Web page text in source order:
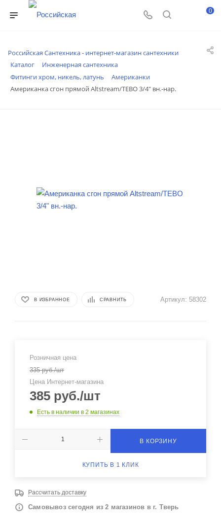
0
Российская Сантехника - интернет-магазин сантехники
Каталог
Инженерная сантехника
Фитинги хром, никель, латунь
Американки
Американка сгон прямой Altstream/TEBO 3/4" вн.-нар.
В ИЗБРАННОЕ СРАВНИТЬ Артикул: 58302
Розничная цена
335руб./шт
Цена Интернет-магазина
385 руб./шт
Есть в наличии в 2 магазинах
В КОРЗИНУ
КУПИТЬ В 1 КЛИК
Рассчитать доставку
Самовывоз сегодня из 2 магазинов в г. Тверь